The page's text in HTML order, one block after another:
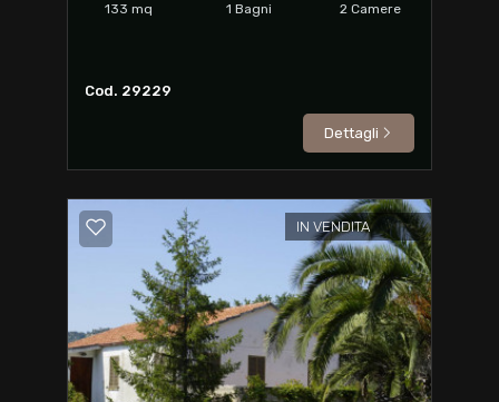
133 mq 1 Bagni 2 Camere
Cod. 29229
Dettagli
IN VENDITA